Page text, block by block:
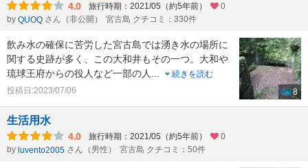
4.0 旅行時期：2021/05（約5年前）
0
by QUOQ さん（非公開） 宮古島 クチコミ：330件
飲み水の確保に苦労した宮古島では湧き水の場所に
関する史跡が多く、この大和井もその一つ。大和や
琉球王府からの役人など一部の人...
続きを読む
投稿日:2023/07/06
8
生活用水
4.0 旅行時期：2021/05（約5年前）
0
by luvento2005 さん（男性） 宮古島 クチコミ：50件